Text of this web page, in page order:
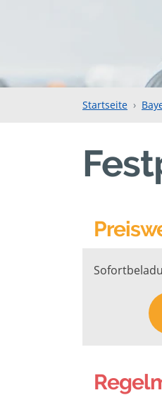
Startseite